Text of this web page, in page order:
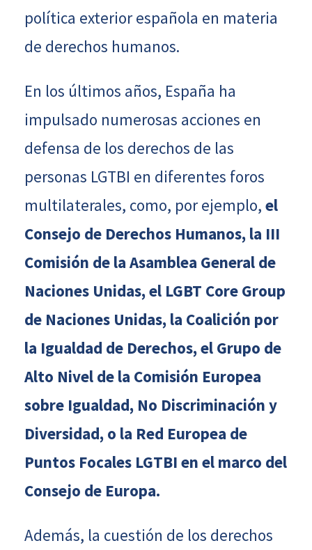
política exterior española en materia
de derechos humanos.
En los últimos años, España ha
impulsado numerosas acciones en
defensa de los derechos de las
personas LGTBI en diferentes foros
multilaterales, como, por ejemplo, el
Consejo de Derechos Humanos, la III
Comisión de la Asamblea General de
Naciones Unidas, el LGBT Core Group
de Naciones Unidas, la Coalición por
la Igualdad de Derechos, el Grupo de
Alto Nivel de la Comisión Europea
sobre Igualdad, No Discriminación y
Diversidad, o la Red Europea de
Puntos Focales LGTBI en el marco del
Consejo de Europa.
Además, la cuestión de los derechos